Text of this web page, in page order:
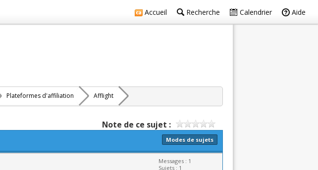
Accueil Recherche Calendrier Aide
Plateformes d'affiliation Afflight
Note de ce sujet :
Modes de sujets
Messages : 1
Sujets : 1